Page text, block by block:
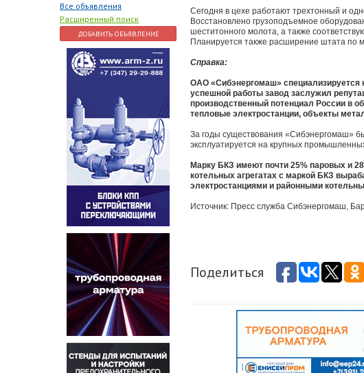
Все объявления
Расширенный поиск
ДОБАВИТЬ ОБЪЯВЛЕНИЕ
Сегодня в цехе работают трехтонный и
Восстановлено грузоподъемное
шеститонного молота, а также
Планируется также расширение штата по
Справка:
ОАО «Сибэнергомаш» специализируется
успешной работы завод заслужил
производственный потенциал России в
тепловые электростанции, объекты
За годы существования «Сибэнергомаш»
эксплуатируется на крупных
Марку БКЗ имеют почти 25% паровых и
котельных агрегатах с маркой БКЗ
электростанциями и районными
Источник: Пресс служба Сибэнергомаш,
Поделиться